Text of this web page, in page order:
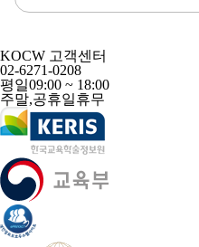
KOCW 고객센터
02-6271-0208
평일09:00 ~ 18:00
주말,공휴일휴무